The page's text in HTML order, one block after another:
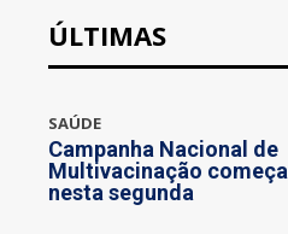
ÚLTIMAS
SAÚDE
Campanha Nacional de
Multivacinação começa
nesta segunda